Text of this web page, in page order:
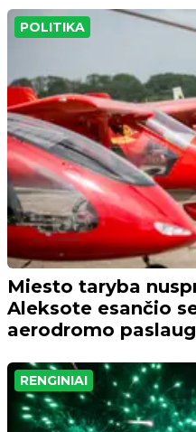
POLITIKA
Miesto taryba
Aleksote esančio
aerodromo
RENGINIAI